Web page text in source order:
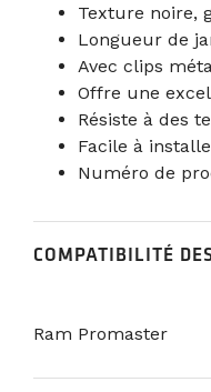
Texture noire,
Longueur de
Avec clips
Offre une
Résiste à des
Facile à
Numéro de
COMPATIBILITÉ
Ram Promaster